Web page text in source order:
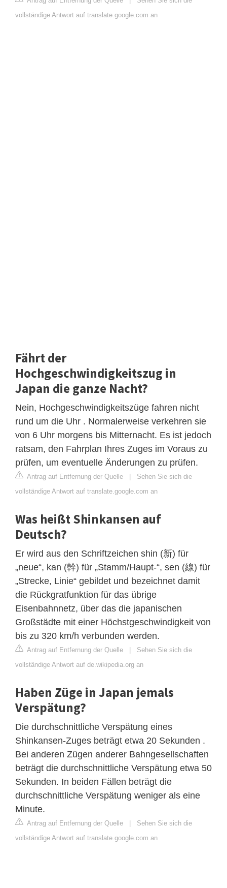
vollständige Antwort auf translate.google.com an
Fährt der
Hochgeschwindigkeitszug in
Japan die ganze Nacht?
Nein, Hochgeschwindigkeitszüge fahren nicht
rund um die Uhr . Normalerweise verkehren sie
von 6 Uhr morgens bis Mitternacht. Es ist jedoch
ratsam, den Fahrplan Ihres Zuges im Voraus zu
prüfen, um eventuelle Änderungen zu prüfen.
Antrag auf Entfernung der Quelle | Sehen Sie sich die
vollständige Antwort auf translate.google.com an
Was heißt Shinkansen auf
Deutsch?
Er wird aus den Schriftzeichen shin (新) für
„neue“, kan (幹) für „Stamm/Haupt-“, sen (線) für
„Strecke, Linie“ gebildet und bezeichnet damit
die Rückgratfunktion für das übrige
Eisenbahnnetz, über das die japanischen
Großstädte mit einer Höchstgeschwindigkeit von
bis zu 320 km/h verbunden werden.
Antrag auf Entfernung der Quelle | Sehen Sie sich die
vollständige Antwort auf de.wikipedia.org an
Haben Züge in Japan jemals
Verspätung?
Die durchschnittliche Verspätung eines
Shinkansen-Zuges beträgt etwa 20 Sekunden .
Bei anderen Zügen anderer Bahngesellschaften
beträgt die durchschnittliche Verspätung etwa 50
Sekunden. In beiden Fällen beträgt die
durchschnittliche Verspätung weniger als eine
Minute.
Antrag auf Entfernung der Quelle | Sehen Sie sich die
vollständige Antwort auf translate.google.com an